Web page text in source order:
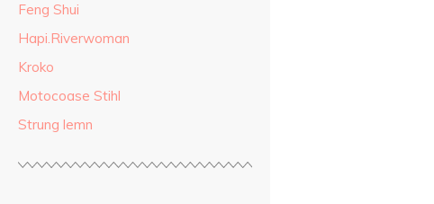
Feng Shui
Hapi.Riverwoman
Kroko
Motocoase Stihl
Strung lemn